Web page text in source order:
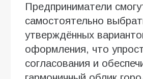
Предприниматели
самостоятельно
утверждённых
оформления, что
согласования и